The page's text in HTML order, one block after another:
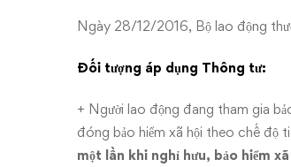
tiền
lương
và
thu
Ngày 28/12/2016, Bộ lao động
Đối tượng áp dụng Thông tư:
+ Người lao động đang tham gia
đóng bảo hiểm xã hội theo chế độ
một lần khi nghỉ hưu, bảo hiểm